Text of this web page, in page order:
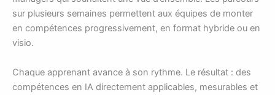
sur plusieurs semaines permettent aux équipes de monter
en compétences progressivement, en format hybride ou en
visio.
Chaque apprenant avance à son rythme. Le résultat : des
compétences en IA directement applicables, mesurables et